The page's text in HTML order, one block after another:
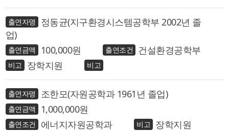
정동균(지구환경시스템공학부 2002년 졸
업)
100,000
건설환경공학부
장학지원
조한모(자원공학과 1961년 졸업)
1,000,000
에너지자원공학과
장학지원